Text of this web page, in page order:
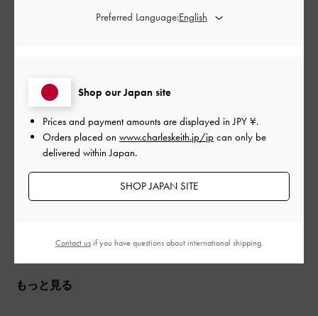
いつもは23. 5だけど23がちょうど良かった！
これからの季節にたくさんはく！
サイズ: 37/23.5cm |カラー: ブラック系
デザイン
とてもよかった
よかった
もっと見る
Shop our Japan site
Prices and payment amounts are displayed inJPY ¥.
Orders placed on www.charleskeith.jp/jp can only be
delivered within Japan.
SHOP JAPAN SITE
Preferred Language:
Contact usif you have questions about international shipping.